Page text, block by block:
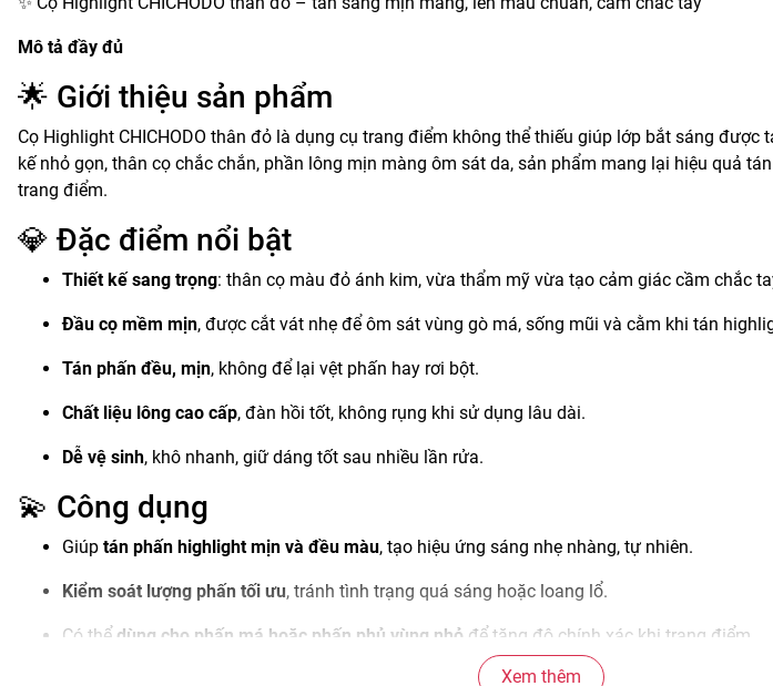
Mô tả đầy đủ
🌟 Giới thiệu sản phẩm
Cọ Highlight CHICHODO thân đỏ là dụng cụ trang điểm không thể thiếu giúp lớp bắt sáng được
kế nhỏ gọn, thân cọ chắc chắn, phần lông mịn màng ôm sát da, sản phẩm mang lại hiệu quả
trang điểm.
💎 Đặc điểm nổi bật
Thiết kế sang trọng: thân cọ màu đỏ ánh kim, vừa thẩm mỹ vừa tạo cảm giác cầm chắc
Đầu cọ mềm mịn, được cắt vát nhẹ để ôm sát vùng gò má, sống mũi và cằm khi tán
Tán phấn đều, mịn, không để lại vệt phấn hay rơi bột.
Chất liệu lông cao cấp, đàn hồi tốt, không rụng khi sử dụng lâu dài.
Dễ vệ sinh, khô nhanh, giữ dáng tốt sau nhiều lần rửa.
💫 Công dụng
Giúp tán phấn highlight mịn và đều màu, tạo hiệu ứng sáng nhẹ nhàng, tự nhiên.
Kiểm soát lượng phấn tối ưu, tránh tình trạng quá sáng hoặc loang lổ.
Có thể dùng cho phấn má hoặc phấn phủ vùng nhỏ để tăng độ chính xác khi trang điểm.
Xem thêm